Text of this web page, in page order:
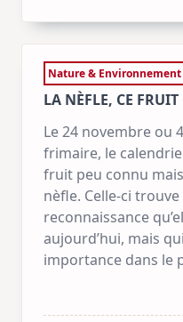
Nature & Environnement
LA NÈFLE, CE
Le 24 novembre ou
frimaire, le
fruit peu connu
nèfle. Celle-ci
reconnaissance
aujourd’hui, mais
importance dans le